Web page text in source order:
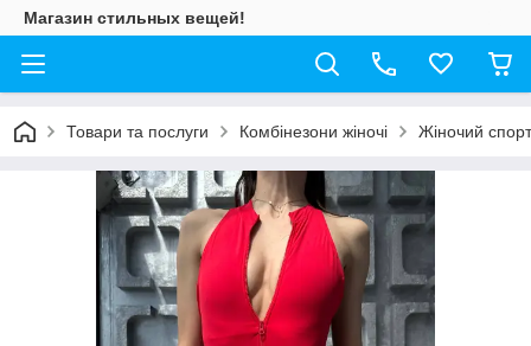
Магазин стильных вещей!
Товари та послуги Комбінезони жіночі Жіночий